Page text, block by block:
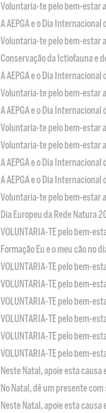
Voluntaria-te pelo bem-estar
A AEPGA e o Dia Internacional
Voluntaria-te pelo bem-estar
Conservação da Ictiofauna e
A AEPGA e o Dia Internacional
Voluntaria-te pelo bem-estar
A AEPGA e o Dia Internacional
Voluntaria-te pelo bem-estar
Voluntaria-te pelo bem-estar
A AEPGA e o Dia Internacional
A AEPGA e o Dia Internacional
Voluntaria-te pelo bem-estar
Dia Europeu da Rede Natura
VOLUNTARIA-TE pelo bem-
Formação Eu e o meu cão no
VOLUNTARIA-TE pelo bem-
VOLUNTARIA-TE pelo bem-
VOLUNTARIA-TE pelo bem-
VOLUNTARIA-TE pelo bem-
VOLUNTARIA-TE pelo bem-
VOLUNTARIA-TE pelo bem-
Neste Natal, apoie esta
No Natal, dê um presente
Neste Natal, apoie esta